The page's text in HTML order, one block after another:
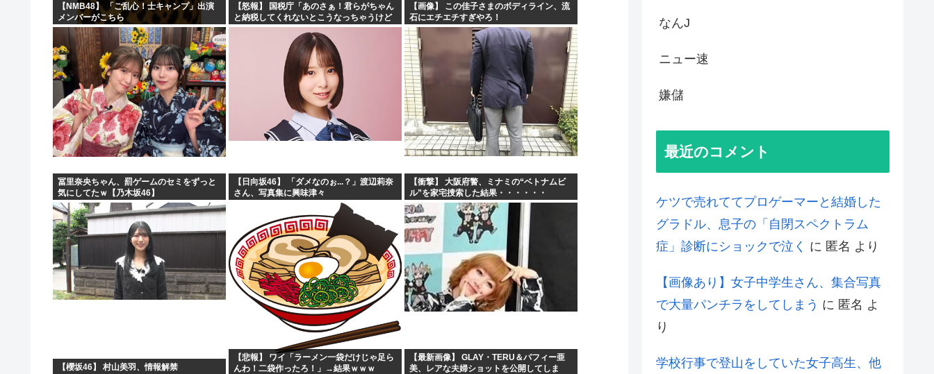
【NMB48】 「ご乱心！士キャンプ」出演
メンバーがこちら
【怒報】 国税庁「あのさぁ！君らがちゃん
と納税してくれないとこうなっちゃうけど
どうする？！」←これw w w w w w w w
【画像】 この佳子さまのボディライン、流
石にエチエチすぎやろ！
冨里奈央ちゃん、罰ゲームのセミをずっと
気にしてたｗ【乃木坂46】
【日向坂46】 「ダメなのぉ...？」渡辺莉奈
さん、写真集に興味津々
【衝撃】 大阪府警、ミナミの“ベトナムビ
ル”を家宅捜索した結果・・・・・・
【櫻坂46】 村山美羽、情報解禁
【悲報】 ワイ「ラーメン一袋だけじゃ足ら
んわ！二袋作ったろ！」→結果ｗｗｗ
【最新画像】 GLAY・TERU＆パフィー亜
美、レアな夫婦ショットを公開してしま
なんJ
ニュー速
嫌儲
最近のコメント
ケツで売れててプロゲーマーと結婚した
グラドル、息子の「自閉スペクトラム
症」診断にショックで泣く に 匿名 より
【画像あり】女子中学生さん、集合写真
で大量パンチラをしてしまう に 匿名 よ
り
学校行事で登山をしていた女子高生、他